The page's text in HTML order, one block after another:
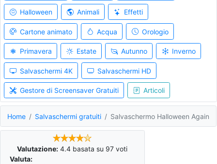
Halloween Animali Effetti
Cartone animato Acqua Orologio
Primavera Estate Autunno Inverno
Salvaschermi 4K Salvaschermi HD
Gestore di Screensaver Gratuiti Articoli
Home Salvaschermi gratuiti Salvaschermo Halloween Again
Valutazione: 4.4 basata su 97 voti
Valuta: